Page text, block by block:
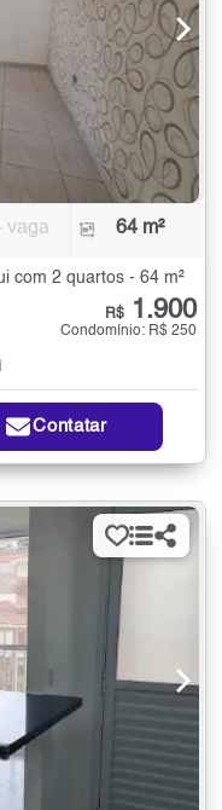
vaga 64 m²
com 2 quartos - 64 m²
R$ 1.900
Condomínio: R$ 250
Contatar